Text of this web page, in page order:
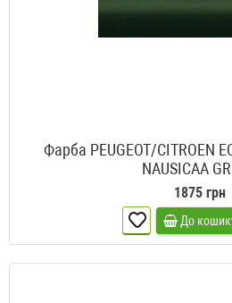
Фарба PEUGEOT/CITROEN
NAUSICAA
1875 грн
До